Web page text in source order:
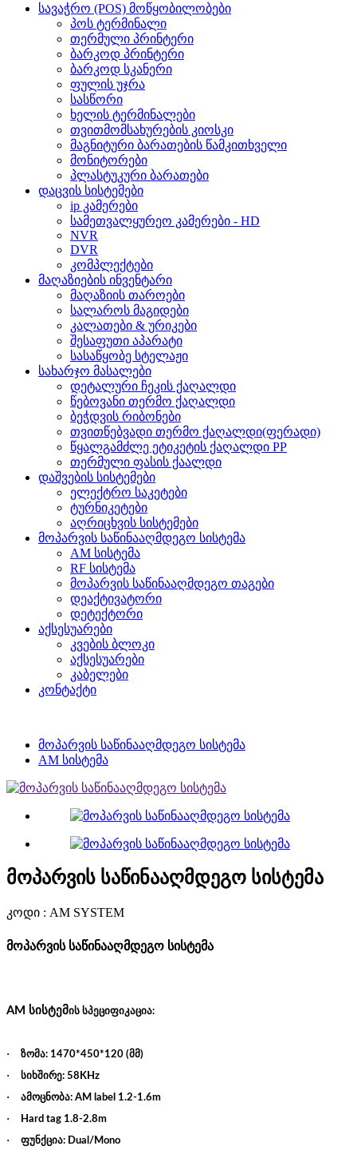
სავაჭრო (POS) მოწყობილობები
პოს ტერმინალი
თერმული პრინტერი
ბარკოდ პრინტერი
ბარკოდ სკანერი
ფულის უჯრა
სასწორი
ხელის ტერმინალები
თვითმომსახურების კიოსკი
მაგნიტური ბარათების წამკითხველი
მონიტორები
პლასტუკური ბარათები
დაცვის სისტემები
ip კამერები
სამეთვალყურეო კამერები - HD
NVR
DVR
კომპლექტები
მაღაზიების ინვენტარი
მაღაზიის თაროები
სალაროს მაგიდები
კალათები & ურიკები
შესაფუთი აპარატი
სასაწყობე სტელაჟი
სახარჯო მასალები
დეტალური ჩეკის ქაღალდი
წებოვანი თერმო ქაღალდი
ბეჭდვის რიბონები
თვითწებვადი თერმო ქაღალდი(ფერადი)
წყალგამძლე ეტიკეტის ქაღალდი PP
თერმული ფასის ქაალდი
დაშვების სისტემები
ელექტრო საკეტები
ტურნიკეტები
აღრიცხვის სისტემები
მოპარვის საწინააღმდეგო სისტემა
AM სისტემა
RF სისტემა
მოპარვის საწინააღმდეგო თაგები
დეაქტივატორი
დეტექტორი
აქსესუარები
კვების ბლოკი
აქსესუარები
კაბელები
კონტაქტი
მოპარვის საწინააღმდეგო სისტემა
AM სისტემა
მოპარვის საწინააღმდეგო სისტემა
კოდი : AM SYSTEM
მოპარვის საწინააღმდეგო სისტემა
AM სისტემის სპეციფიკაცია:
· ზომა: 1470*450*120 (მმ)
· სიხშირე: 58KHz
· ამოცნობა: AM label 1.2-1.6m
· Hard tag 1.8-2.8m
· ფუნქცია: Dual/Mono